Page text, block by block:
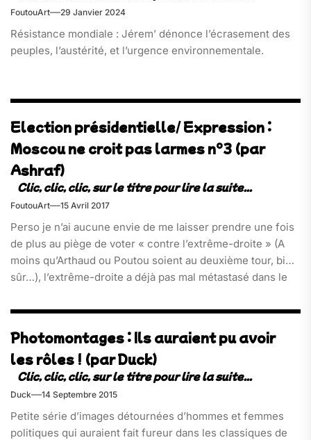
FoutouArt 29 Janvier 2024
Résistance mondiale : Jérem’ dénonce l’écrasement des
peuples, l’austérité, et l’urgence environnementale.
Election présidentielle/ Expression :
Moscou ne croit pas larmes n°3 (par
Ashraf)
FoutouArt 15 Avril 2017
Perso je n’ai aucune envie de me laisser prendre une fois
de plus au piège de voter « contre l’extrême-droite » (A
moins qu’Arthaud ou Poutou soient au deuxième tour, bien
sûr…), l’extrême-droite a déjà pas mal métastasé dans le
que ce sont ses propres adversaires qui font sa
collectif[…]
Photomontages : Ils auraient pu avoir
les rôles ! (par Duck)
Duck 14 Septembre 2015
Petite série d’images détournées d’hommes et femmes
politiques qui auraient fait fureur dans les classiques de